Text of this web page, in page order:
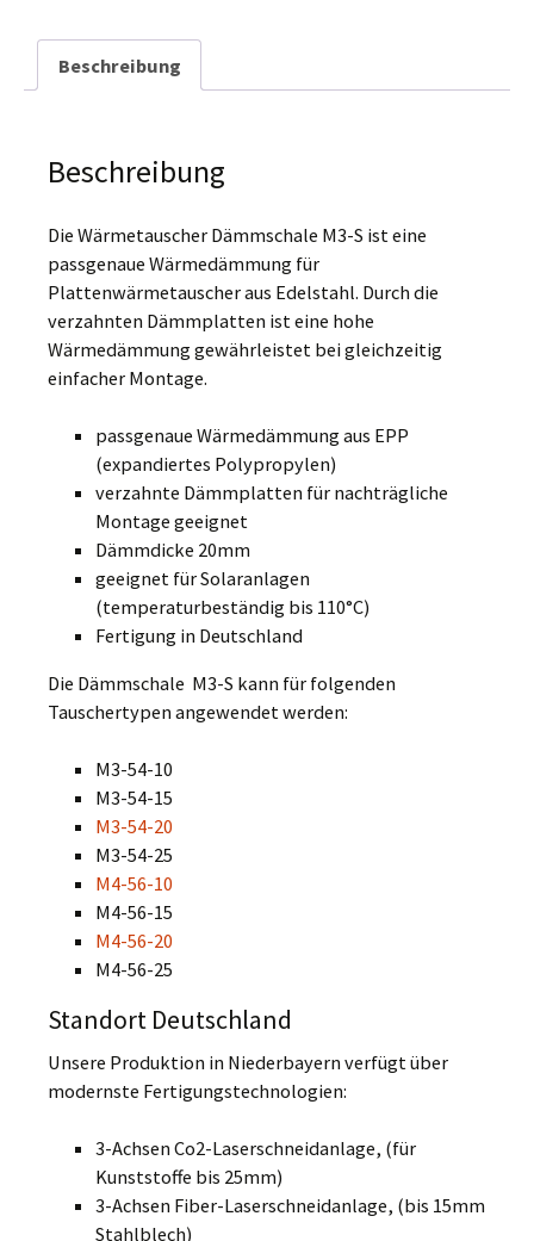
Menge
Beschreibung
Beschreibung
Die Wärmetauscher Dämmschale M3-S ist eine
passgenaue Wärmedämmung für
Plattenwärmetauscher aus Edelstahl. Durch die
verzahnten Dämmplatten ist eine hohe
Wärmedämmung gewährleistet bei gleichzeitig
einfacher Montage.
passgenaue Wärmedämmung aus EPP
(expandiertes Polypropylen)
verzahnte Dämmplatten für nachträgliche
Montage geeignet
Dämmdicke 20mm
geeignet für Solaranlagen
(temperaturbeständig bis 110°C)
Fertigung in Deutschland
Die Dämmschale M3-S kann für folgenden
Tauschertypen angewendet werden:
M3-54-10
M3-54-15
M3-54-20
M3-54-25
M4-56-10
M4-56-15
M4-56-20
M4-56-25
Standort Deutschland
Unsere Produktion in Niederbayern verfügt über
modernste Fertigungstechnologien:
3-Achsen Co2-Laserschneidanlage, (für
Kunststoffe bis 25mm)
3-Achsen Fiber-Laserschneidanlage, (bis 15mm
Stahlblech)